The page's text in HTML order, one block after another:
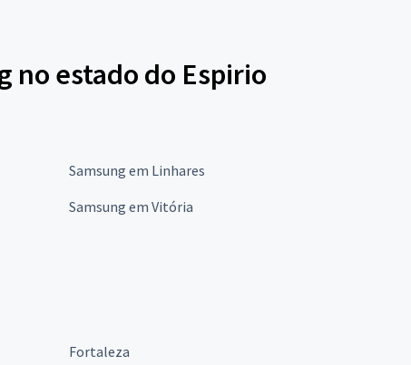
no estado do Espirio
Samsung em Linhares
Samsung em Vitória
Fortaleza